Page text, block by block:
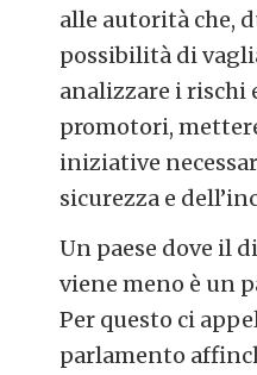
alle autorità che,
possibilità di
analizzare i rischi
promotori,
iniziative
sicurezza e
Un paese dove il
viene meno è un
Per questo ci
parlamento